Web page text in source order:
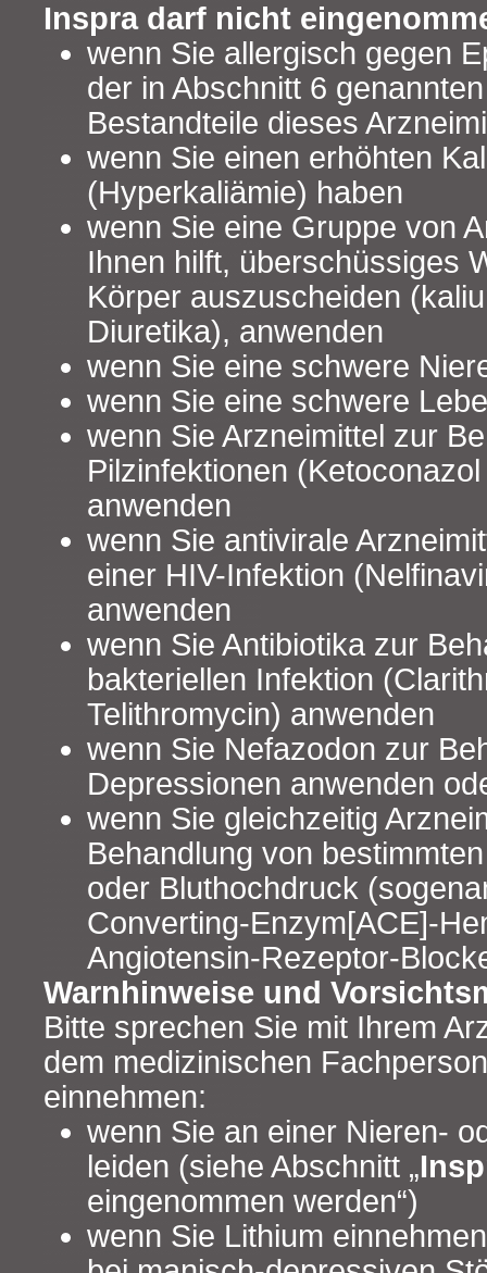
Inspra darf nicht
wenn Sie allergisch gegen
der in Abschnitt 6
Bestandteile dieses
wenn Sie einen erhöhten
(Hyperkaliämie) haben
wenn Sie eine Gruppe von
Ihnen hilft, überschüssiges
Körper auszuscheiden
Diuretika), anwenden
wenn Sie eine schwere
wenn Sie eine schwere
wenn Sie Arzneimittel zur
Pilzinfektionen
anwenden
wenn Sie antivirale
einer HIV-Infektion
anwenden
wenn Sie Antibiotika zur
bakteriellen Infektion
Telithromycin) anwenden
wenn Sie Nefazodon zur
Depressionen anwenden
wenn Sie gleichzeitig
Behandlung von
oder Bluthochdruck
Converting-Enzym[ACE]-
Angiotensin-Rezeptor-
Warnhinweise und
Bitte sprechen Sie mit Ihrem
dem medizinischen
einnehmen:
wenn Sie an einer Nieren-
leiden (siehe Abschnitt „
eingenommen werden“)
wenn Sie Lithium